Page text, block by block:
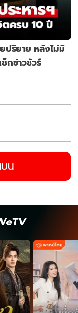
ปริยาย หลังไม่มี
กข่าวชัวร์
บน